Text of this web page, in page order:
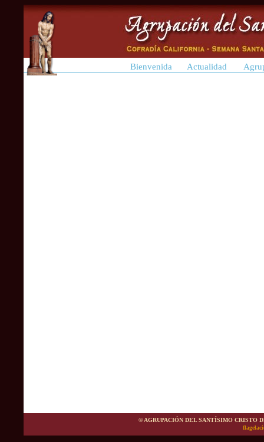
Bienvenida Actualidad
© AGRUPACIÓN DEL SANTÍSIMO CRISTO